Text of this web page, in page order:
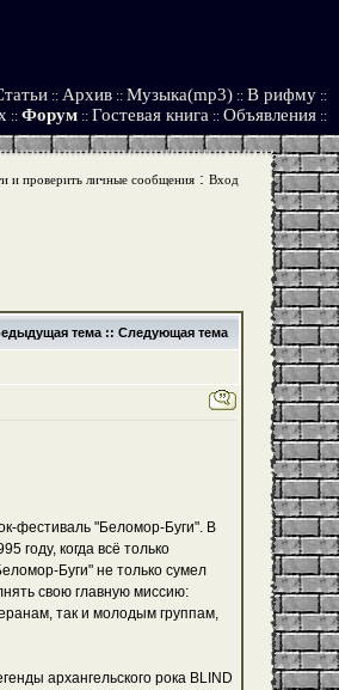
:: Архив :: Музыка(mp3) :: В рифму ::
:: Форум :: Гостевая книга :: Объявления ::
и проверить личные сообщения: Вход
тема:: Следующая тема
фестиваль "Беломор-Буги". В
году, когда всё только
Буги" не только сумел
свою главную миссию:
так и молодым группам,
архангельского рока BLIND